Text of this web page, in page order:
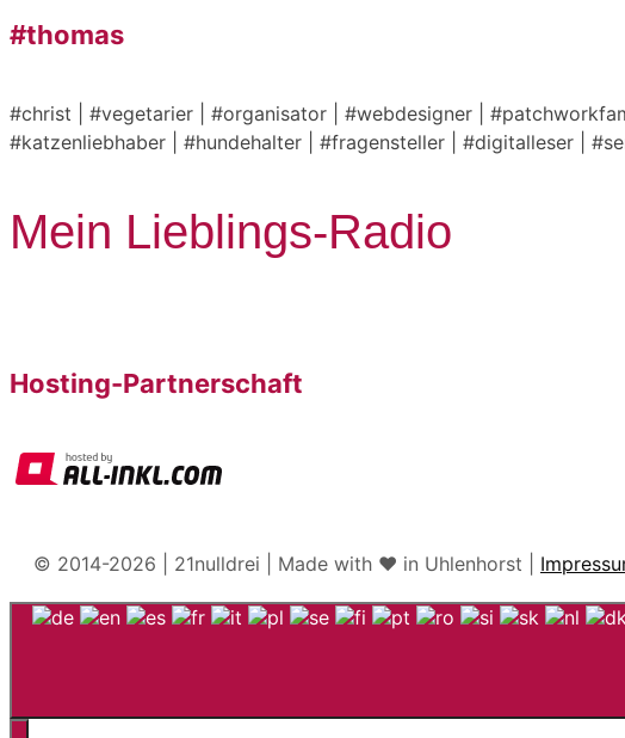
#thomas
#christ | #vegetarier | #organisator | #webdesigner |
#katzenliebhaber | #hundehalter | #fragensteller | #digitalleser |
Mein Lieblings-Radio
Hosting-Partnerschaft
© 2014-2026 | 21nulldrei | Made with ♥️ in Uhlenhorst |